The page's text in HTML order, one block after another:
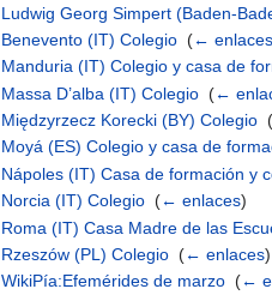
Ludwig Georg Simpert (Baden-
Benevento (IT) Colegio (←
Manduria (IT) Colegio y casa de
Massa D’alba (IT) Colegio (←
Międzyrzecz Korecki (BY) Colegio (
Moyá (ES) Colegio y casa de
Nápoles (IT) Casa de formación y
Norcia (IT) Colegio (← enlaces)
Roma (IT) Casa Madre de las
Rzeszów (PL) Colegio (← enlaces)
WikiPía:Efemérides de marzo (←